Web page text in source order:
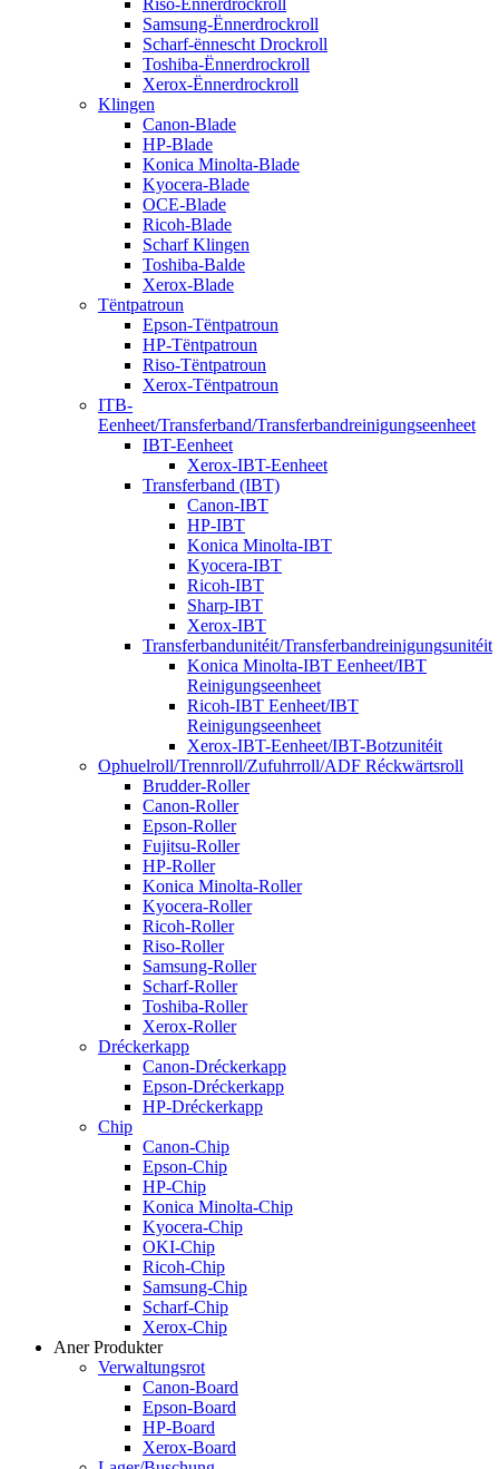
Riso-Ënnerdrockroll
Samsung-Ënnerdrockroll
Scharf-ënnescht Drockroll
Toshiba-Ënnerdrockroll
Xerox-Ënnerdrockroll
Klingen
Canon-Blade
HP-Blade
Konica Minolta-Blade
Kyocera-Blade
OCE-Blade
Ricoh-Blade
Scharf Klingen
Toshiba-Balde
Xerox-Blade
Tëntpatroun
Epson-Tëntpatroun
HP-Tëntpatroun
Riso-Tëntpatroun
Xerox-Tëntpatroun
ITB-
Eenheet/Transferband/Transferbandreinigungseenheet
IBT-Eenheet
Xerox-IBT-Eenheet
Transferband (IBT)
Canon-IBT
HP-IBT
Konica Minolta-IBT
Kyocera-IBT
Ricoh-IBT
Sharp-IBT
Xerox-IBT
Transferbandunitéit/Transferbandreinigungsunitéit
Konica Minolta-IBT Eenheet/IBT
Reinigungseenheet
Ricoh-IBT Eenheet/IBT
Reinigungseenheet
Xerox-IBT-Eenheet/IBT-Botzunitéit
Ophuelroll/Trennroll/Zufuhrroll/ADF Réckwärtsroll
Brudder-Roller
Canon-Roller
Epson-Roller
Fujitsu-Roller
HP-Roller
Konica Minolta-Roller
Kyocera-Roller
Ricoh-Roller
Riso-Roller
Samsung-Roller
Scharf-Roller
Toshiba-Roller
Xerox-Roller
Dréckerkapp
Canon-Dréckerkapp
Epson-Dréckerkapp
HP-Dréckerkapp
Chip
Canon-Chip
Epson-Chip
HP-Chip
Konica Minolta-Chip
Kyocera-Chip
OKI-Chip
Ricoh-Chip
Samsung-Chip
Scharf-Chip
Xerox-Chip
Aner Produkter
Verwaltungsrot
Canon-Board
Epson-Board
HP-Board
Xerox-Board